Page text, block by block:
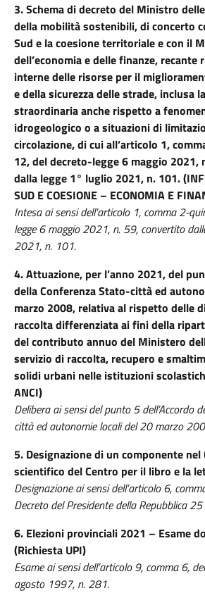
3. Schema di decreto del Ministro
della mobilità sostenibili, di concerto
Sud e la coesione territoriale e con il
dell’economia e delle finanze, recante
interne delle risorse per il
e della sicurezza delle strade, inclusa
straordinaria anche rispetto a
idrogeologico o a situazioni di
circolazione, di cui all’articolo 1,
12, del decreto-legge 6 maggio 2021,
dalla legge 1° luglio 2021, n. 101.
SUD E COESIONE – ECONOMIA E
Intesa ai sensi dell’articolo 1, comma 2-
legge 6 maggio 2021, n. 59, convertito
2021, n. 101.
4. Attuazione, per l’anno 2021, del
della Conferenza Stato-città ed
marzo 2008, relativa al rispetto delle
raccolta differenziata ai fini della
del contributo annuo del Ministero
servizio di raccolta, recupero e
solidi urbani nelle istituzioni
ANCI)
Delibera ai sensi del punto 5 dell’Accordo
città ed autonomie locali del 20 marzo
5. Designazione di un componente nel
scientifico del Centro per il libro e la
Designazione ai sensi dell’articolo 6,
Decreto del Presidente della Repubblica
6. Elezioni provinciali 2021 – Esame
(Richiesta UPI)
Esame ai sensi dell’articolo 9, comma 6,
agosto 1997, n. 281.